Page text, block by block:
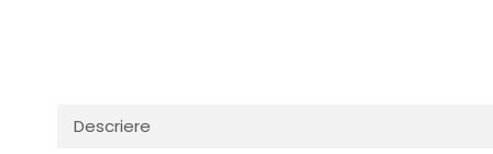
Descriere